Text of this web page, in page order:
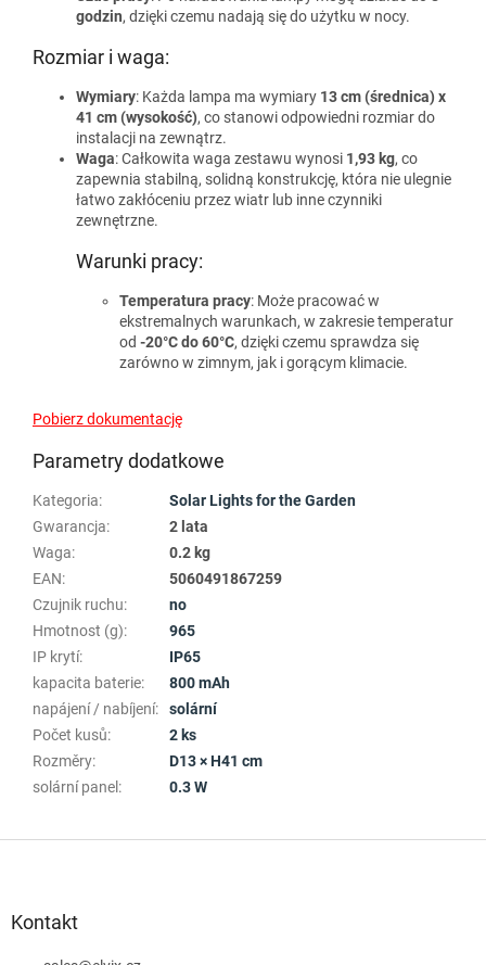
godzin, dzięki czemu nadają się do użytku w nocy.
Rozmiar i waga:
Wymiary: Każda lampa ma wymiary 13 cm (średnica) x
41 cm (wysokość), co stanowi odpowiedni rozmiar do
instalacji na zewnątrz.
Waga: Całkowita waga zestawu wynosi 1,93 kg, co
zapewnia stabilną, solidną konstrukcję, która nie ulegnie
łatwo zakłóceniu przez wiatr lub inne czynniki
zewnętrzne.
Warunki pracy:
Temperatura pracy: Może pracować w
ekstremalnych warunkach, w zakresie temperatur
od -20°C do 60°C, dzięki czemu sprawdza się
zarówno w zimnym, jak i gorącym klimacie.
Pobierz dokumentację
Parametry dodatkowe
Kategoria:
Solar Lights for the Garden
Gwarancja:
2 lata
Waga:
0.2 kg
EAN:
5060491867259
Czujnik ruchu:
no
Hmotnost (g):
965
IP krytí:
IP65
kapacita baterie:
800 mAh
napájení / nabíjení:
solární
Počet kusů:
2 ks
Rozměry:
D13 × H41 cm
solární panel : 0.3 W
Kontakt